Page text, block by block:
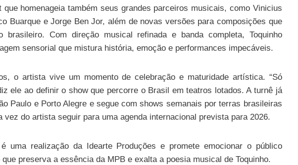
homenageia também seus grandes parceiros musicais, como Vinicius
Buarque e Jorge Ben Jor, além de novas versões para composições que
brasileiro. Com direção musical refinada e banda completa, Toquinho
sensorial que mistura história, emoção e performances impecáveis.
o artista vive um momento de celebração e maturidade artística. “Só
ele ao definir o show que percorre o Brasil em teatros lotados. A turnê já
Paulo e Porto Alegre e segue com shows semanais por terras brasileiras
vez do artista seguir para uma agenda internacional prevista para 2026.
uma realização da Idearte Produções e promete emocionar o público
preserva a essência da MPB e exalta a poesia musical de Toquinho.